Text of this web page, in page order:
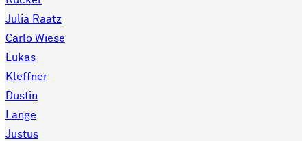
Julia Raatz
Carlo Wiese
Lukas
Kleffner
Dustin
Lange
Justus